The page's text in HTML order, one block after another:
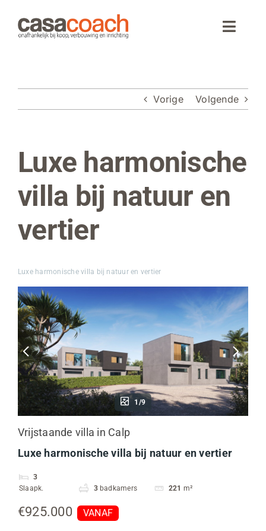
naar
inhoud
Toggle
Wonen in Spanje
Webinar
Over CasaCoach
Vorige Volgende
Bekijk
grotere
Luxe harmonische
villa bij natuur en
vertier
Luxe harmonische villa bij natuur en vertier
1/9
Vrijstaande villa in Calp
Luxe harmonische villa bij natuur en vertier
3
Slaapk.
3 badkamers 221 m²
€925.000 VANAF